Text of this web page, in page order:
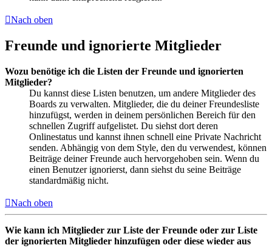
Nach oben
Freunde und ignorierte Mitglieder
Wozu benötige ich die Listen der Freunde und ignorierten
Mitglieder?
Du kannst diese Listen benutzen, um andere Mitglieder des
Boards zu verwalten. Mitglieder, die du deiner Freundesliste
hinzufügst, werden in deinem persönlichen Bereich für den
schnellen Zugriff aufgelistet. Du siehst dort deren
Onlinestatus und kannst ihnen schnell eine Private Nachricht
senden. Abhängig von dem Style, den du verwendest, können
Beiträge deiner Freunde auch hervorgehoben sein. Wenn du
einen Benutzer ignorierst, dann siehst du seine Beiträge
standardmäßig nicht.
Nach oben
Wie kann ich Mitglieder zur Liste der Freunde oder zur Liste
der ignorierten Mitglieder hinzufügen oder diese wieder aus